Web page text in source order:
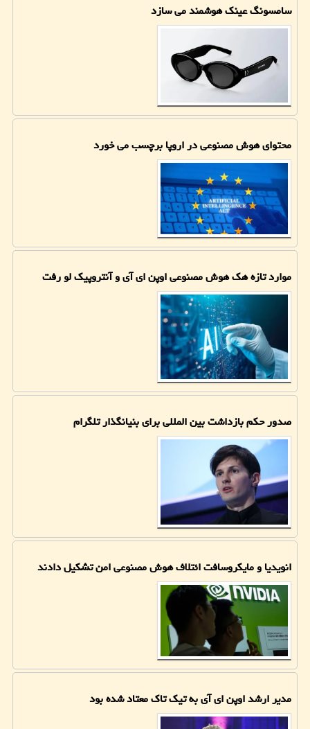
سامسونگ عینک هوشمند می سازد
محتوای هوش مصنوعی در اروپا برچسب می خورد
موارد تازه هک هوش مصنوعی اوپن ای آی و آنتروپیک لو رفت
صدور حکم بازداشت بین المللی برای بنیانگذار تلگرام
انویدیا و مایکروسافت ائتلاف هوش مصنوعی امن تشکیل دادند
مدیر ارشد اوپن ای آی به تیک تاک معتاد شده بود